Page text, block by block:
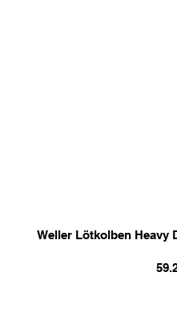
Weller Lötkolben Heavy